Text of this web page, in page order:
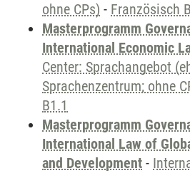
ohne CPs) - Französisch
Masterprogramm
International Economic
Center: Sprachangebot
Sprachenzentrum; ohne
B1.1
Masterprogramm
International Law of
and Development -